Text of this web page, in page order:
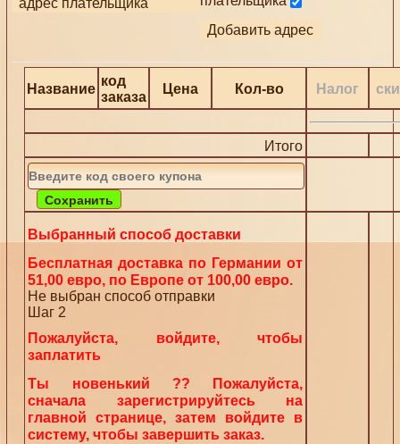
адрес плательщика
Добавить адрес
Название
код
заказа
Цена Кол-во Налог
Итого
Выбранный способ доставки
Бесплатная доставка по Германии от
51,00 евро, по Европе от 100,00 евро.
Не выбран способ отправки
Шаг 2
Пожалуйста, войдите, чтобы
заплатить
Ты новенький ?? Пожалуйста,
сначала зарегистрируйтесь на
главной странице, затем войдите в
систему, чтобы завершить заказ.